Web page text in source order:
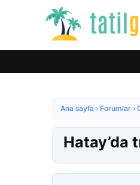
Ana sayfa › Forumlar ›
Hatay’da